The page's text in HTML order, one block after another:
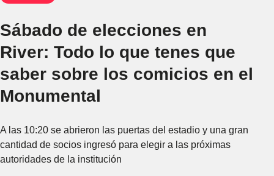
Sábado de elecciones en
River: Todo lo que tenes que
saber sobre los comicios en el
Monumental
A las 10:20 se abrieron las puertas del estadio y una gran
cantidad de socios ingresó para elegir a las próximas
autoridades de la institución